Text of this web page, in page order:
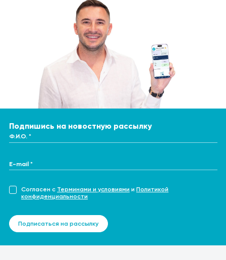
Подпишись на новостную рассылку
Ф.И.О. *
E-mail *
Согласен с Терминами и условиями и Политикой
конфиденциальности
Подписаться на рассылку